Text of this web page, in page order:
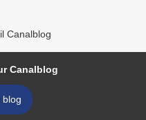
Canalblog
Canalblog
blog